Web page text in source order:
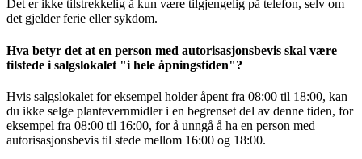
Det er ikke tilstrekkelig å kun være tilgjengelig på telefon, selv om
det gjelder ferie eller sykdom.
Hva betyr det at en person med autorisasjonsbevis skal være
tilstede i salgslokalet "i hele åpningstiden"?
Hvis salgslokalet for eksempel holder åpent fra 08:00 til 18:00, kan
du ikke selge plantevernmidler i en begrenset del av denne tiden, for
eksempel fra 08:00 til 16:00, for å unngå å ha en person med
autorisasjonsbevis til stede mellom 16:00 og 18:00.